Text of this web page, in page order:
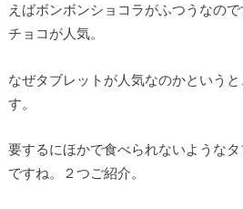
えばボンボンショコラがふつうなの
チョコが人気。
なぜタブレットが人気なのかという
す。
要するにほかで食べられないような
ですね。２つご紹介。